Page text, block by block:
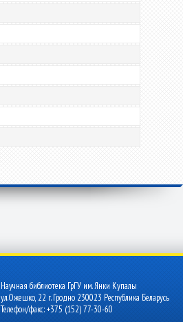
Научная библиотека ГрГУ им. Янки Купалы
ул.Ожешко, 22 г. Гродно 230023 Республика Беларусь
Телефон/факс: +375 (152) 77-30-60